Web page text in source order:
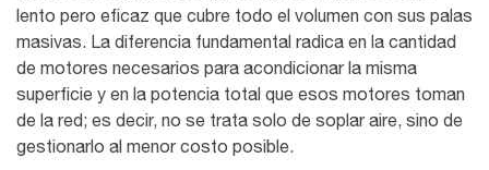
lento pero eficaz que cubre todo el volumen con sus palas
masivas. La diferencia fundamental radica en la cantidad
de motores necesarios para acondicionar la misma
superficie y en la potencia total que esos motores toman
de la red; es decir, no se trata solo de soplar aire, sino de
gestionarlo al menor costo posible.